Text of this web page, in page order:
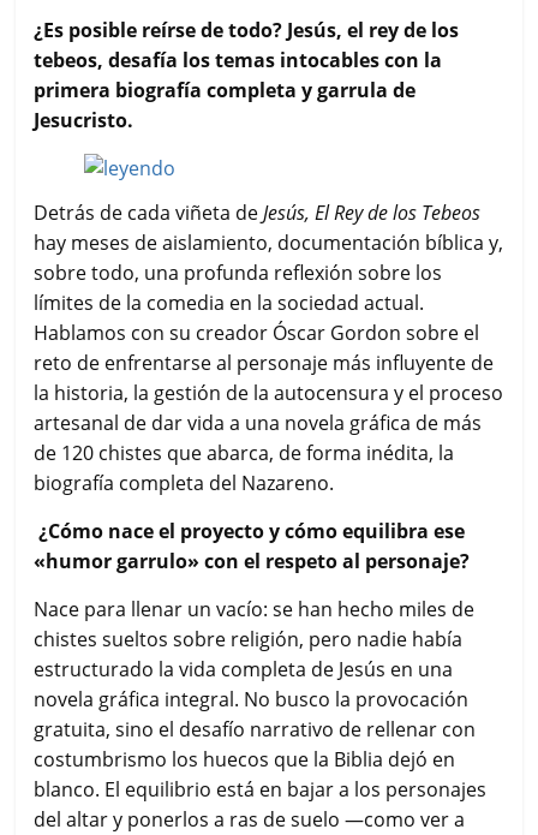
c
e
b
o
o
i
t
e
r
a
t
s
A
p
a
i
l
m
p
a
r
¿Es posible reírse de todo? Jesús, el rey de los
tebeos, desafía los temas intocables con la
primera biografía completa y garrula de
Jesucristo.
Detrás de cada viñeta deJesús, El Rey de los Tebeos
hay meses de aislamiento, documentación bíblica y,
sobre todo, una profunda reflexión sobre los
límites de la comedia en la sociedad actual.
Hablamos con su creador Óscar Gordon sobre el
reto de enfrentarse al personaje más influyente de
la historia, la gestión de la autocensura y el proceso
artesanal de dar vida a una novela gráfica de más
de 120 chistes que abarca, de forma inédita, la
biografía completa del Nazareno.
¿Cómo nace el proyecto y cómo equilibra ese
«humor garrulo» con el respeto al personaje?
Nace para llenar un vacío: se han hecho miles de
chistes sueltos sobre religión, pero nadie había
estructurado la vida completa de Jesús en una
novela gráfica integral. No busco la provocación
gratuita, sino el desafío narrativo de rellenar con
costumbrismo los huecos que la Biblia dejó en
blanco. El equilibrio está en bajar a los personajes
del altar y ponerlos a ras de suelo —como ver a